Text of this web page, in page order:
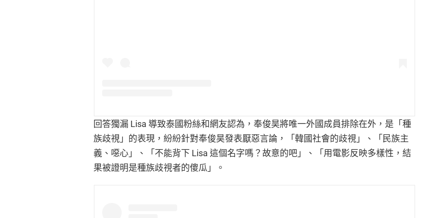
回答獨漏 Lisa 導致泰國粉絲和網友認為，奉俊昊將唯一外國成員排除在外，是「種
族歧視」的表現，紛紛針對奉俊昊發表厭惡言論，「韓國社會的歧視」、「民族主
義、噁心」、「不能背下 Lisa 這個名字嗎？故意的吧」、「用電影反映多樣性，結
果被證明是種族歧視者的傻瓜」。